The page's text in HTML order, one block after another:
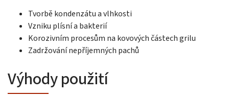
Tvorbě kondenzátu a vlhkosti
Vzniku plísní a bakterií
Korozivním procesům na kovových částech grilu
Zadržování nepříjemných pachů
Výhody použití